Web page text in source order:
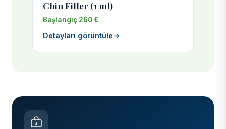
Chin Filler (1 ml)
Başlangıç 260 €
Detayları görüntüle→